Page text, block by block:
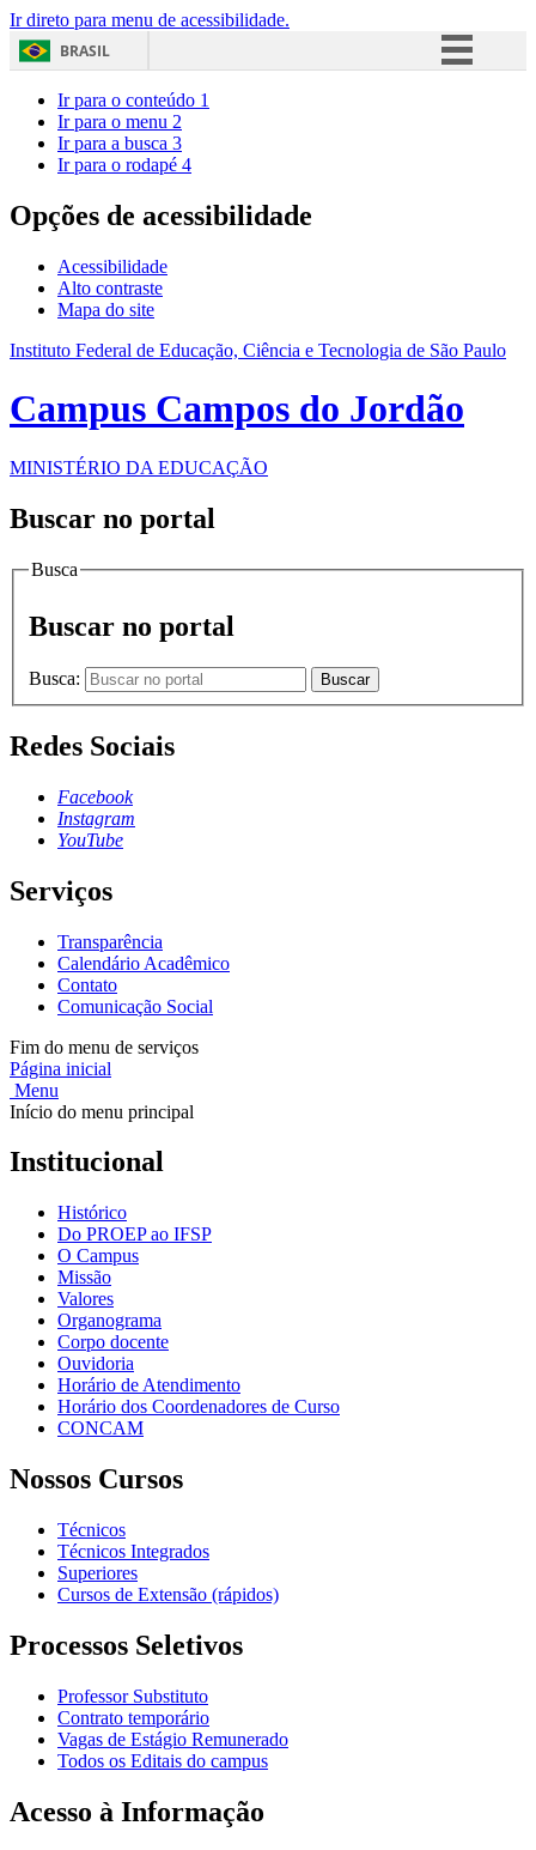
Ir direto para menu de acessibilidade.
BRASIL
Acesso à informação
Ir para o conteúdo 1
Ir para o menu 2
Ir para a busca 3
Ir para o rodapé 4
Opções de acessibilidade
Acessibilidade
Alto contraste
Mapa do site
Instituto Federal de Educação, Ciência e Tecnologia de São Paulo
Campus Campos do Jordão
MINISTÉRIO DA EDUCAÇÃO
Buscar no portal
Busca
Buscar no portal
Busca: Buscar
Redes Sociais
Facebook
Instagram
YouTube
Serviços
Transparência
Calendário Acadêmico
Contato
Comunicação Social
Fim do menu de serviços
Página inicial
Menu
Início do menu principal
Institucional
Histórico
Do PROEP ao IFSP
O Campus
Missão
Valores
Organograma
Corpo docente
Ouvidoria
Horário de Atendimento
Horário dos Coordenadores de Curso
CONCAM
Nossos Cursos
Técnicos
Técnicos Integrados
Superiores
Cursos de Extensão (rápidos)
Processos Seletivos
Professor Substituto
Contrato temporário
Vagas de Estágio Remunerado
Todos os Editais do campus
Acesso à Informação